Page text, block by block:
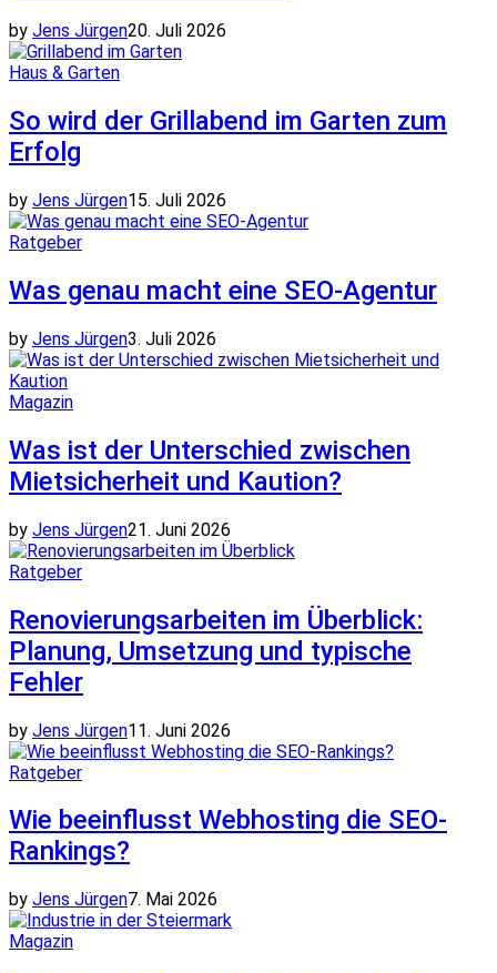
by Jens Jürgen20. Juli 2026
Haus & Garten
So wird der Grillabend im Garten zum
Erfolg
by Jens Jürgen15. Juli 2026
Ratgeber
Was genau macht eine SEO-Agentur
by Jens Jürgen3. Juli 2026
Magazin
Was ist der Unterschied zwischen
Mietsicherheit und Kaution?
by Jens Jürgen21. Juni 2026
Ratgeber
Renovierungsarbeiten im Überblick:
Planung, Umsetzung und typische
Fehler
by Jens Jürgen11. Juni 2026
Ratgeber
Wie beeinflusst Webhosting die SEO-
Rankings?
by Jens Jürgen7. Mai 2026
Magazin